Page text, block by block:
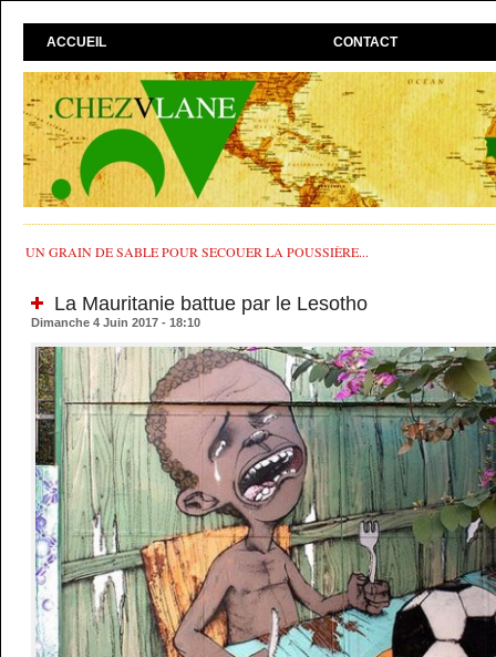
ACCUEIL CONTACT
UN GRAIN DE SABLE POUR SECOUER LA POUSSIÈRE...
La Mauritanie battue par le Lesotho
Dimanche 4 Juin 2017 - 18:10